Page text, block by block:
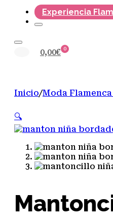
Experiencia
0
0,00€
Inicio/Moda
🔍